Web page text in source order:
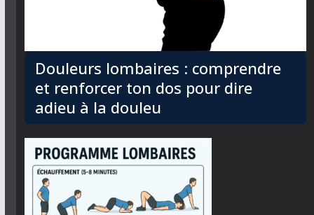
Douleurs lombaires : comprendre
et renforcer ton dos pour dire
adieu à la douleu